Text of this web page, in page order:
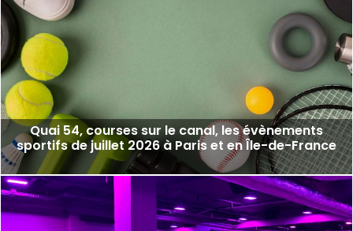
Quai 54, courses sur le canal, les évènements
sportifs de juillet 2026 à Paris et en Île-de-France